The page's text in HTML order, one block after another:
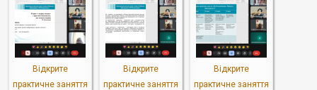
Відкрите
практичне заняття
Відкрите
практичне заняття
Відкрите
практичне заняття